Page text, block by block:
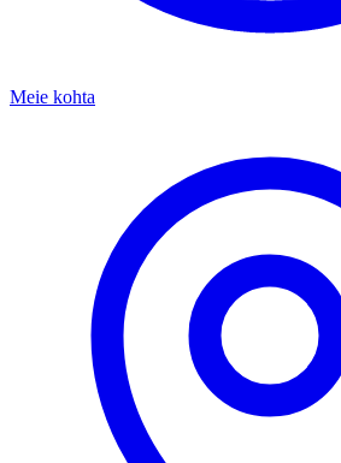
Meie kohta